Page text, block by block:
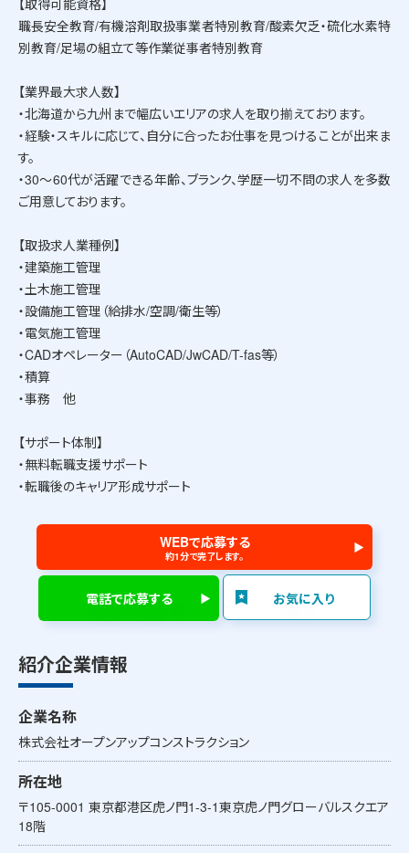
職長安全教育/有機溶剤取扱事業者特別教育/酸素欠乏・硫化水素特
別教育/足場の組立て等作業従事者特別教育
【業界最大求人数】
・北海道から九州まで幅広いエリアの求人を取り揃えております。
・経験・スキルに応じて、自分に合ったお仕事を見つけることが出来ま
す。
・30～60代が活躍できる年齢、ブランク、学歴一切不問の求人を多数
ご用意しております。
【取扱求人業種例】
・建築施工管理
・土木施工管理
・設備施工管理（給排水/空調/衛生等）
・電気施工管理
・CADオペレーター（AutoCAD/JwCAD/T-fas等）
・積算
・事務 他
【サポート体制】
・無料転職支援サポート
・転職後のキャリア形成サポート
WEBで応募する
約1分で完了します。
電話で応募する お気に入り
紹介企業情報
企業名称
株式会社オープンアップコンストラクション
所在地
〒105-0001 東京都港区虎ノ門1-3-1東京虎ノ門グローバルスクエア
18階